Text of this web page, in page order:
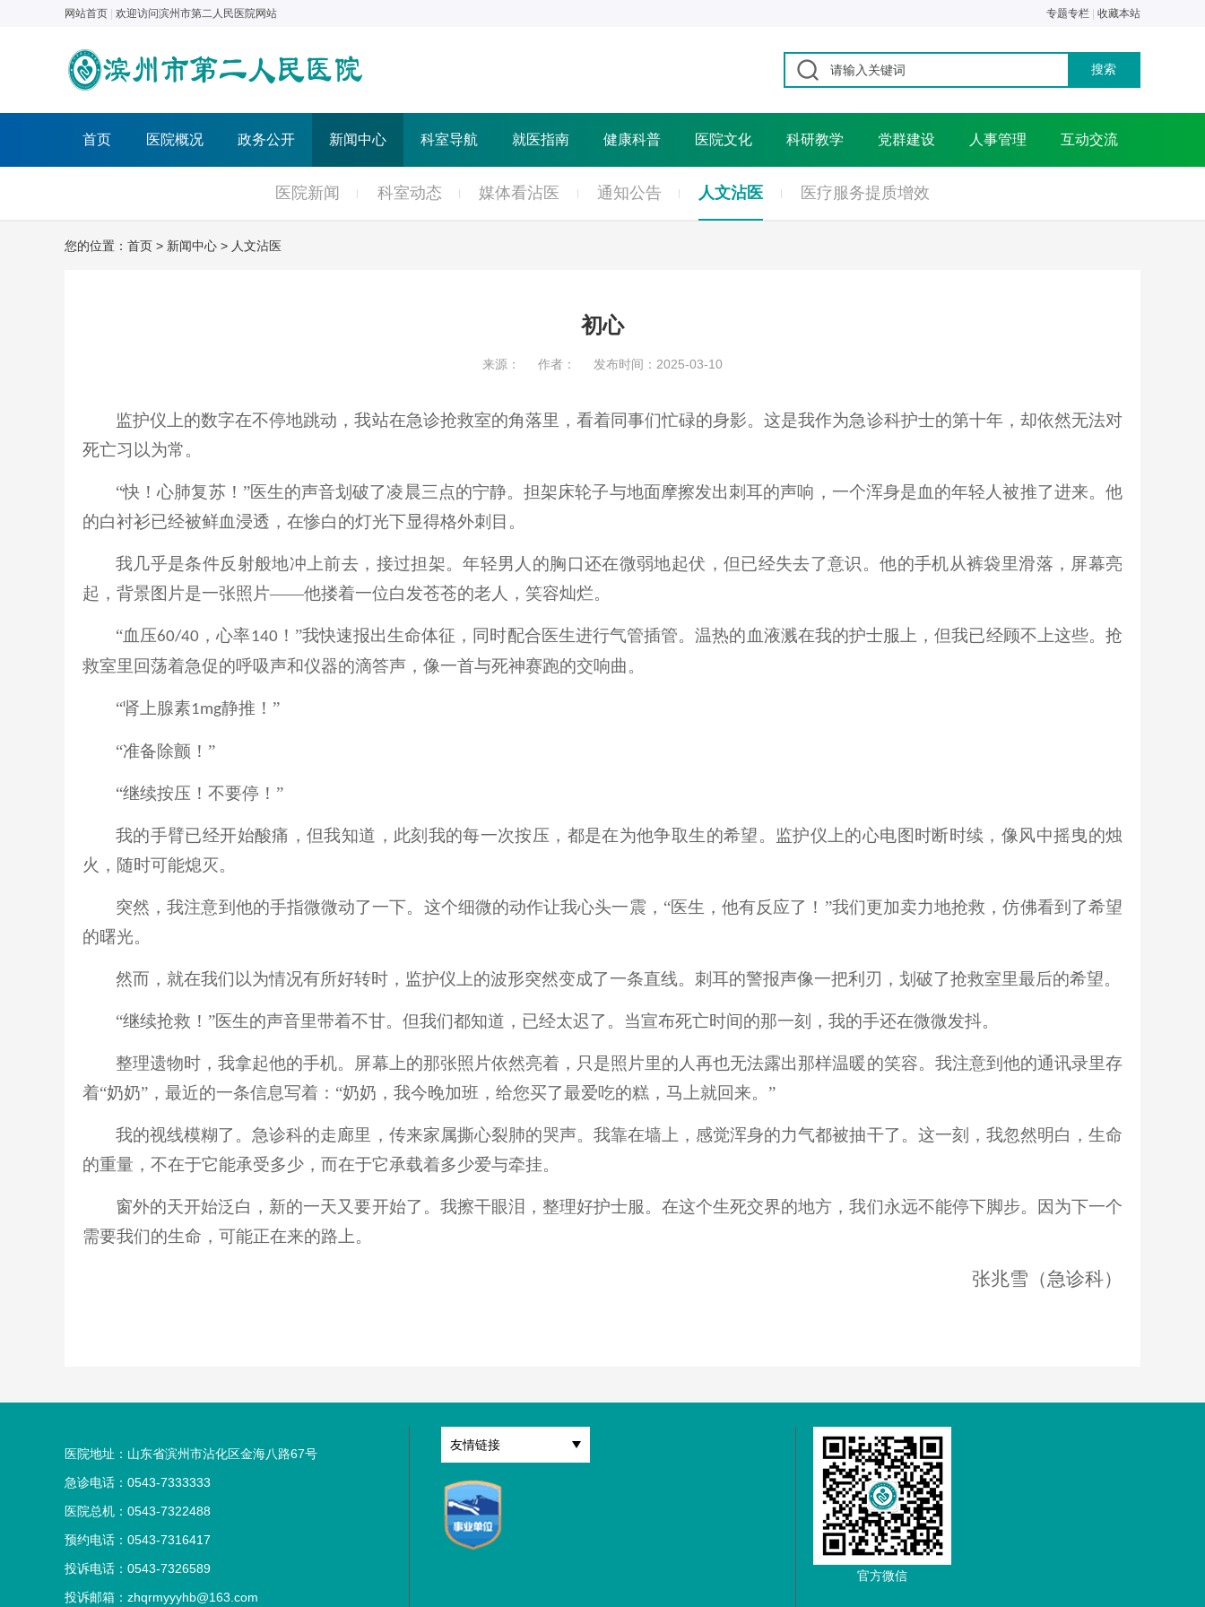
网站首页 欢迎访问滨州市第二人民医院网站 专题专栏 收藏本站
首页 医院概况 政务公开 新闻中心 科室导航 就医指南 健康科普 医院文化 科研教学 党群建设 人事管理 互动交流
医院新闻 科室动态 媒体看沾医 通知公告 人文沾医 医疗服务提质增效
您的位置： 首页 > 新闻中心 > 人文沾医
初心
来源： 作者： 发布时间：2025-03-10
监护仪上的数字在不停地跳动，我站在急诊抢救室的角落里，看着同事们忙碌的身影。这是我作为急诊科护士的第十年，却依然无法对
死亡习以为常。
“快！心肺复苏！”医生的声音划破了凌晨三点的宁静。担架床轮子与地面摩擦发出刺耳的声响，一个浑身是血的年轻人被推了进来。他
的白衬衫已经被鲜血浸透，在惨白的灯光下显得格外刺目。
我几乎是条件反射般地冲上前去，接过担架。年轻男人的胸口还在微弱地起伏，但已经失去了意识。他的手机从裤袋里滑落，屏幕亮
起， 背景图片是一张照片——他搂着一位白发苍苍的老人，笑容灿烂。
“血压60/40 ，心率140 ！”我快速报出生命体征，同时配合医生进行气管插管。温热的血液溅在我的护士服上，但我已经顾不上这些。抢
救室里回荡着急促的呼吸声和仪器的滴答声，像一首与死神赛跑的交响曲。
“肾上腺素1mg静推！”
“准备除颤！”
“继续按压！不要停！”
我的手臂已经开始酸痛，但我知道，此刻我的每一次按压，都是在为他争取生的希望。监护仪上的心电图时断时续，像风中摇曳的烛
火，随时可能熄灭。
突然，我注意到他的手指微微动了一下。这个细微的动作让我心头一震， “医生，他有反应了！”我们更加卖力地抢救，仿佛看到了希望
的曙光。
然而，就在我们以为情况有所好转时，监护仪上的波形突然变成了一条直线。刺耳的警报声像一把利刃，划破了抢救室里最后的希望。
“继续抢救！”医生的声音里带着不甘。但我们都知道，已经太迟了。当宣布死亡时间的那一刻，我的手还在微微发抖。
整理遗物时，我拿起他的手机。屏幕上的那张照片依然亮着，只是照片里的人再也无法露出那样温暖的笑容。我注意到他的通讯录里存
着“奶奶”，最近的一条信息写着： “奶奶，我今晚加班，给您买了最爱吃的糕，马上就回来。”
我的视线模糊了。急诊科的走廊里，传来家属撕心裂肺的哭声。我靠在墙上，感觉浑身的力气都被抽干了。这一刻，我忽然明白，生命
的重量，不在于它能承受多少，而在于它承载着多少爱与牵挂。
窗外的天开始泛白，新的一天又要开始了。我擦干眼泪，整理好护士服。在这个生死交界的地方，我们永远不能停下脚步。因为下一个
需要我们的生命，可能正在来的路上。
张兆雪（急诊科）
医院地址：山东省滨州市沾化区金海八路67号
急诊电话：0543-7333333
医院总机：0543-7322488
预约电话：0543-7316417
投诉电话：0543-7326589
投诉邮箱： zhqrmyyyhb@163.com
友情链接
官方微信